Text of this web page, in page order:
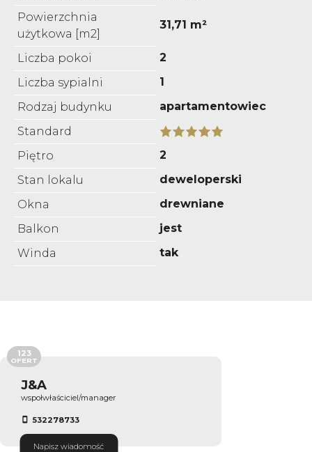
Powierzchnia
użytkowa [m2]
31,71 m²
Liczba pokoi
2
Liczba sypialni
1
Rodzaj budynku
apartamentowiec
Standard
Piętro
2
Stan lokalu
deweloperski
Okna
drewniane
Balkon
jest
Winda
tak
J&A
wspołwłaściciel/manager
532278733
Napisz wiadomość
123
OFERT